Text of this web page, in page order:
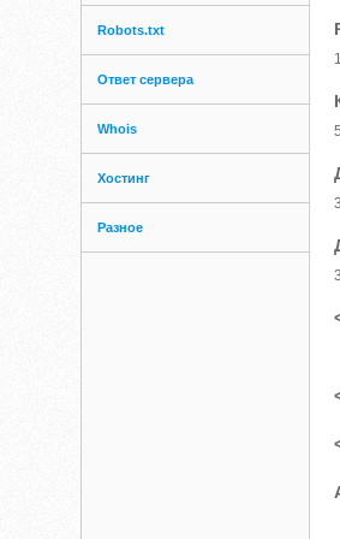
Robots.txt
Ответ сервера
Whois
Хостинг
Разное